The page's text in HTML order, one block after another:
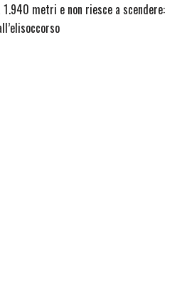
metri e non riesce a scendere: